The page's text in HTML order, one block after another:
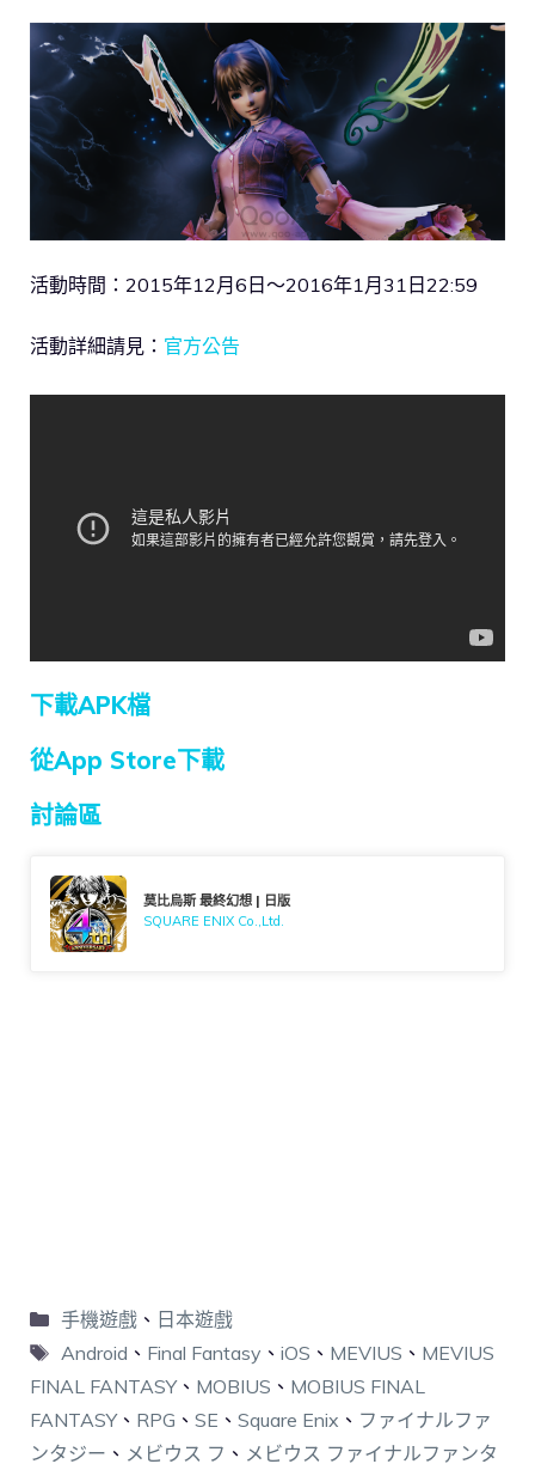
活動時間：2015年12月6日～2016年1月31日22:59
活動詳細請見： 官方公告
下載APK檔
從App Store下載
討論區
莫比烏斯 最終幻想 | 日版
SQUARE ENIX Co.,Ltd.
手機遊戲、 日本遊戲
Android 、 Final Fantasy 、 iOS 、 MEVIUS 、 MEVIUS
FINAL FANTASY、 MOBIUS 、 MOBIUS FINAL
FANTASY、 RPG 、 SE 、 Square Enix 、 ファイナルファ
ンタジー 、 メビウス フ 、 メビウス ファイナルファンタ